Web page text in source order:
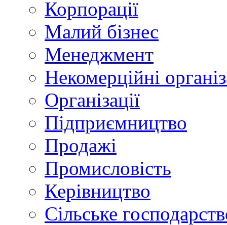
Корпорації
Малий бізнес
Менеджмент
Некомерційні
Організації
Підприємництво
Продажі
Промисловість
Керівництво
Сільське